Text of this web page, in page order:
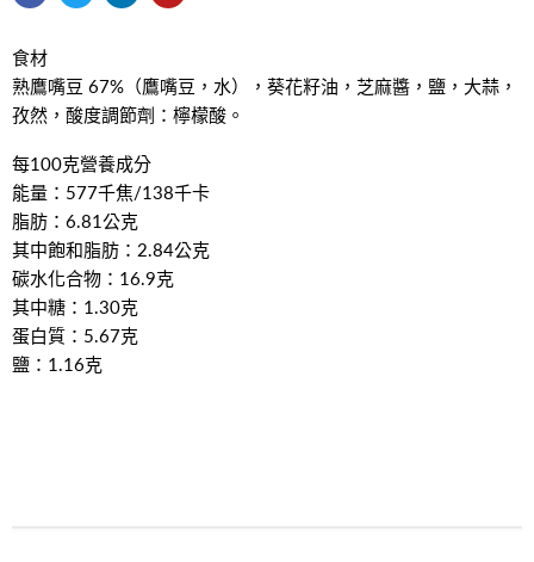
食材
熟鷹嘴豆 67%（鷹嘴豆，水），葵花籽油，芝麻醬，鹽，大蒜，
孜然，酸度調節劑：檸檬酸。
每100克營養成分
能量：577千焦/138千卡
脂肪：6.81公克
其中飽和脂肪：2.84公克
碳水化合物：16.9克
其中糖：1.30克
蛋白質：5.67克
鹽：1.16克